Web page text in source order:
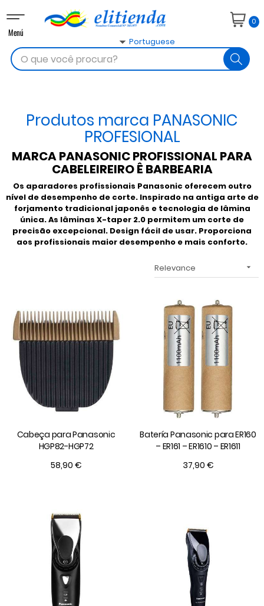
Toggle
navigation
Menú
0
Portuguese

Produtos marca PANASONIC
PROFESIONAL
MARCA PANASONIC PROFISSIONAL PARA
CABELEIREIRO Ê BARBEARIA
Os aparadores profissionais Panasonic oferecem outro
nível de desempenho de corte. Inspirado na antiga arte de
forjamento tradicional japonês e tecnologia de lâmina
única.As lâminas X-taper 2.0 permitem um corte de
precisão excepcional. Design fácil de usar. Proporciona
aos profissionais maior desempenho e mais conforto.
Relevance 
Cabeça para Panasonic
HGP82-HGP72
58,90 €
Batería Panasonic para ER160
– ER161 – ER1610 – ER1611
37,90 €